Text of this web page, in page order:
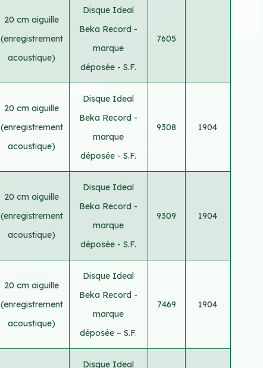
20 cm aiguille
(enregistrement
acoustique)
Disque Ideal
Beka Record -
marque
déposée - S.F.
7605
20 cm aiguille
(enregistrement
acoustique)
Disque Ideal
Beka Record -
marque
déposée - S.F.
9308 1904
20 cm aiguille
(enregistrement
acoustique)
Disque Ideal
Beka Record -
marque
déposée - S.F.
9309 1904
20 cm aiguille
(enregistrement
acoustique)
Disque Ideal
Beka Record -
marque
déposée – S.F.
7469 1904
Disque Ideal